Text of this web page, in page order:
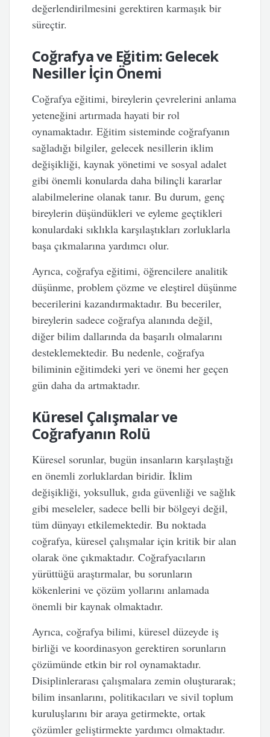
değerlendirilmesini gerektiren karmaşık bir
süreçtir.
Coğrafya ve Eğitim: Gelecek
Nesiller İçin Önemi
Coğrafya eğitimi, bireylerin çevrelerini anlama
yeteneğini artırmada hayati bir rol
oynamaktadır. Eğitim sisteminde coğrafyanın
sağladığı bilgiler, gelecek nesillerin iklim
değişikliği, kaynak yönetimi ve sosyal adalet
gibi önemli konularda daha bilinçli kararlar
alabilmelerine olanak tanır. Bu durum, genç
bireylerin düşündükleri ve eyleme geçtikleri
konulardaki sıklıkla karşılaştıkları zorluklarla
başa çıkmalarına yardımcı olur.
Ayrıca, coğrafya eğitimi, öğrencilere analitik
düşünme, problem çözme ve eleştirel düşünme
becerilerini kazandırmaktadır. Bu beceriler,
bireylerin sadece coğrafya alanında değil,
diğer bilim dallarında da başarılı olmalarını
desteklemektedir. Bu nedenle, coğrafya
biliminin eğitimdeki yeri ve önemi her geçen
gün daha da artmaktadır.
Küresel Çalışmalar ve
Coğrafyanın Rolü
Küresel sorunlar, bugün insanların karşılaştığı
en önemli zorluklardan biridir. İklim
değişikliği, yoksulluk, gıda güvenliği ve sağlık
gibi meseleler, sadece belli bir bölgeyi değil,
tüm dünyayı etkilemektedir. Bu noktada
coğrafya, küresel çalışmalar için kritik bir alan
olarak öne çıkmaktadır. Coğrafyacıların
yürüttüğü araştırmalar, bu sorunların
kökenlerini ve çözüm yollarını anlamada
önemli bir kaynak olmaktadır.
Ayrıca, coğrafya bilimi, küresel düzeyde iş
birliği ve koordinasyon gerektiren sorunların
çözümünde etkin bir rol oynamaktadır.
Disiplinlerarası çalışmalara zemin oluşturarak;
bilim insanlarını, politikacıları ve sivil toplum
kuruluşlarını bir araya getirmekte, ortak
çözümler geliştirmekte yardımcı olmaktadır.